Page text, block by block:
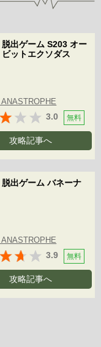
脱出ゲーム S203 オー
ビットエクソダス
3.0 無料
攻略記事へ
脱出ゲーム バネーナ
3.9 無料
攻略記事へ